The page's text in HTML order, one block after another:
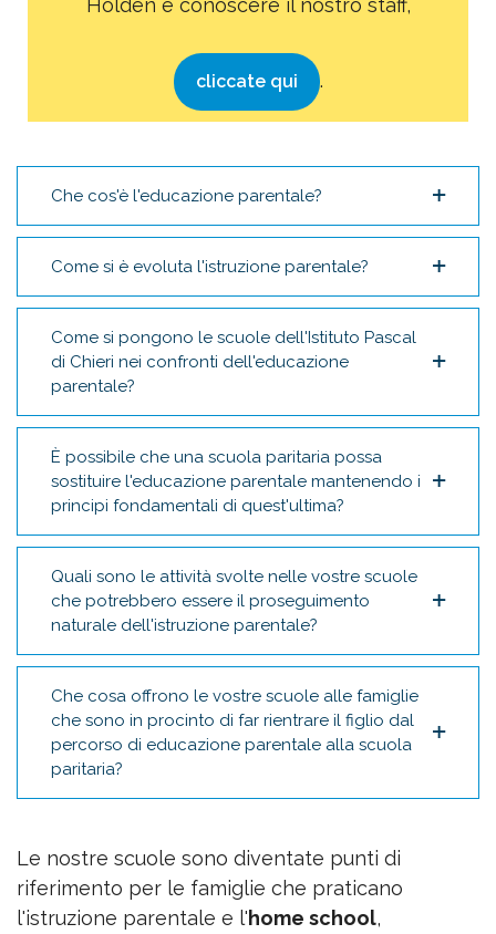
Holden e conoscere il nostro staff,
cliccate qui .
Che cos'è l'educazione parentale?
Come si è evoluta l'istruzione parentale?
Come si pongono le scuole dell'Istituto Pascal
di Chieri nei confronti dell'educazione
parentale?
È possibile che una scuola paritaria possa
sostituire l'educazione parentale mantenendo i
principi fondamentali di quest'ultima?
Quali sono le attività svolte nelle vostre scuole
che potrebbero essere il proseguimento
naturale dell'istruzione parentale?
Che cosa offrono le vostre scuole alle famiglie
che sono in procinto di far rientrare il figlio dal
percorso di educazione parentale alla scuola
paritaria?
Le nostre scuole sono diventate punti di
riferimento per le famiglie che praticano
l'istruzione parentale e l'home school,